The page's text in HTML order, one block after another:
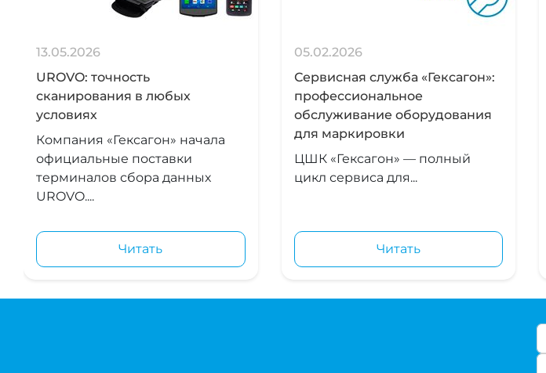
13.05.2026
UROVO: точность
сканирования в любых
условиях
Компания «Гексагон» начала
официальные поставки
терминалов сбора данных
UROVO....
Читать
05.02.2026
Сервисная служба «Гексагон»:
профессиональное
обслуживание оборудования
для маркировки
ЦШК «Гексагон» — полный
цикл сервиса для...
Читать